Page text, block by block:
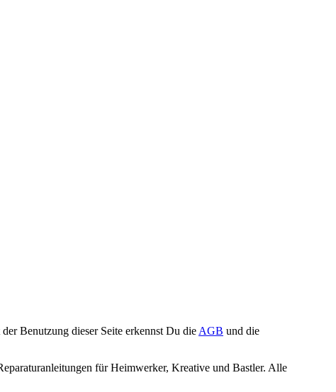
Benutzung dieser Seite erkennst Du die AGB und die
für Heimwerker, Kreative und Bastler. Alle